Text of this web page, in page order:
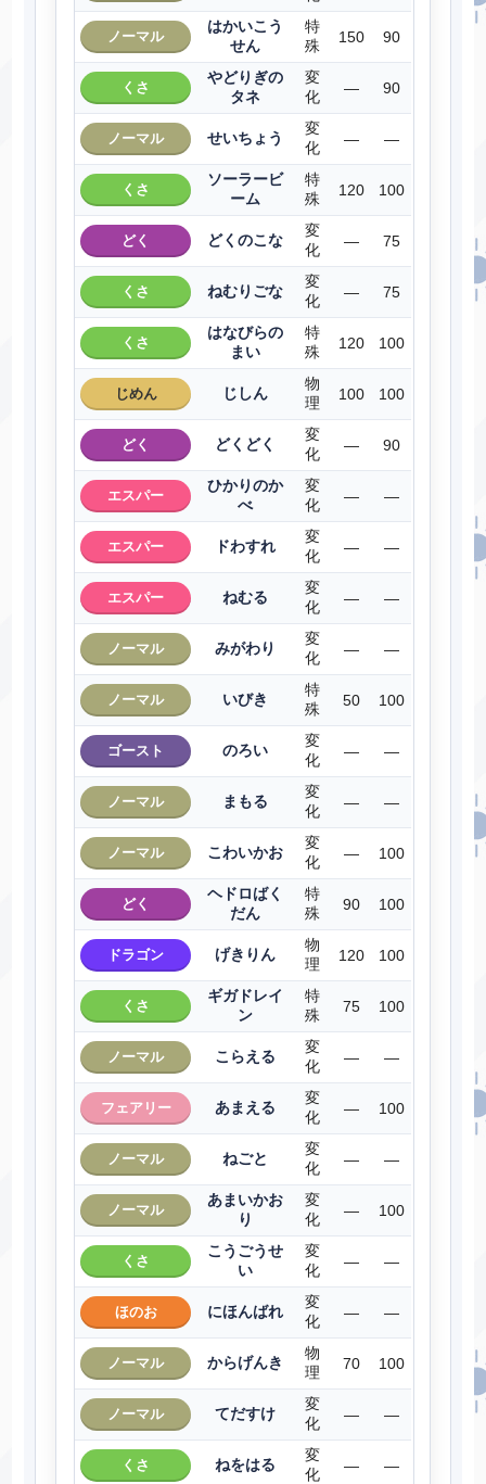
ノーマル
はかいこう
せん
特
殊
150 90
くさ
やどりぎの
タネ
変
化
― 90
ノーマル せいちょう
変
化
― ―
くさ
ソーラービ
ーム
特
殊
120 100
どく どくのこな
変
化
― 75
くさ ねむりごな
変
化
― 75
くさ
はなびらの
まい
特
殊
120 100
じめん じしん
物
理
100 100
どく どくどく
変
化
― 90
エスパー
ひかりのか
べ
変
化
― ―
エスパー ドわすれ
変
化
― ―
エスパー ねむる
変
化
― ―
ノーマル みがわり
変
化
― ―
ノーマル いびき
特
殊
50 100
ゴースト のろい
変
化
― ―
ノーマル まもる
変
化
― ―
ノーマル こわいかお
変
化
― 100
どく
ヘドロばく
だん
特
殊
90 100
ドラゴン げきりん
物
理
120 100
くさ
ギガドレイ
ン
特
殊
75 100
ノーマル こらえる
変
化
― ―
フェアリー あまえる
変
化
― 100
ノーマル ねごと
変
化
― ―
ノーマル
あまいかお
り
変
化
― 100
くさ
こうごうせ
い
変
化
― ―
ほのお にほんばれ
変
化
― ―
ノーマル からげんき
物
理
70 100
ノーマル てだすけ
変
化
― ―
くさ ねをはる
変
化
― ―